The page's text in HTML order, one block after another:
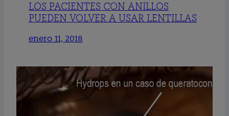
LOS PACIENTES CON ANILLOS
PUEDEN VOLVER A USAR LENTILLAS
enero 11, 2018